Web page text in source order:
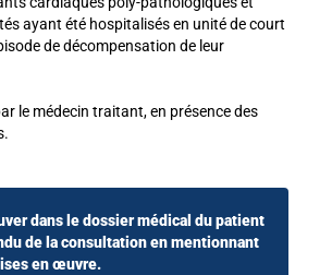
ayant été hospitalisés en unité de court
de décompensation de leur
le médecin traitant, en présence des
dans le dossier médical du patient
de la consultation en mentionnant
en œuvre.